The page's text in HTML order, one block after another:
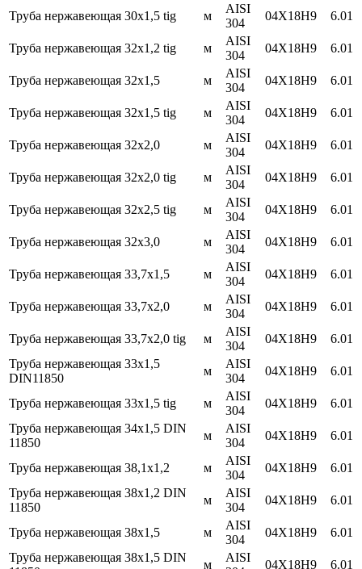
Труба нержавеющая 30х1,5 tig м
AISI
304
04Х18Н9 6.01
Труба нержавеющая 32х1,2 tig м
AISI
304
04Х18Н9 6.01
Труба нержавеющая 32х1,5 м
AISI
304
04Х18Н9 6.01
Труба нержавеющая 32х1,5 tig м
AISI
304
04Х18Н9 6.01
Труба нержавеющая 32х2,0 м
AISI
304
04Х18Н9 6.01
Труба нержавеющая 32х2,0 tig м
AISI
304
04Х18Н9 6.01
Труба нержавеющая 32х2,5 tig м
AISI
304
04Х18Н9 6.01
Труба нержавеющая 32х3,0 м
AISI
304
04Х18Н9 6.01
Труба нержавеющая 33,7х1,5 м
AISI
304
04Х18Н9 6.01
Труба нержавеющая 33,7х2,0 м
AISI
304
04Х18Н9 6.01
Труба нержавеющая 33,7х2,0 tig м
AISI
304
04Х18Н9
6.01
Труба нержавеющая 33х1,5
DIN11850
м
AISI
304
04Х18Н9 6.01
Труба нержавеющая 33х1,5 tig м
AISI
304
04X18H9
6.01
Труба нержавеющая 34х1,5 DIN
11850
м
AISI
304
04Х18Н9 6.01
Труба нержавеющая 38,1х1,2 м
AISI
304
04Х18Н9
6.01
Труба нержавеющая 38х1,2 DIN
11850
м
AISI
304
04Х18Н9 6.01
Труба нержавеющая 38х1,5 м
AISI
304
04Х18Н9
6.01
Труба нержавеющая 38х1,5 DIN
м
AISI
04Х18Н9 6.01